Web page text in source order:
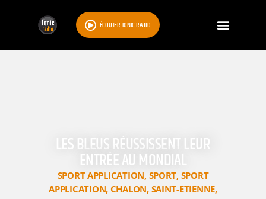
ÉCOUTER TONIC RADIO
LES BLEUS RÉUSSISSENT LEUR
ENTRÉE AU MONDIAL
SPORT APPLICATION, SPORT, SPORT
APPLICATION, CHALON, SAINT-ETIENNE,